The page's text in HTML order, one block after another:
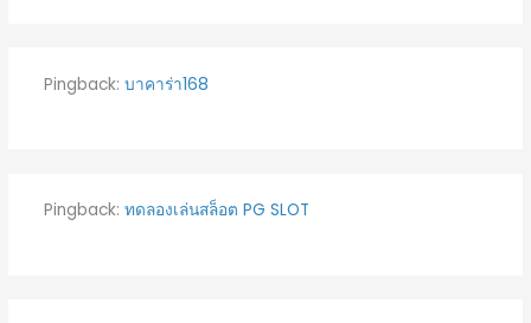
Pingback: บาคาร่า168
Pingback: ทดลองเล่นสล็อต PG SLOT